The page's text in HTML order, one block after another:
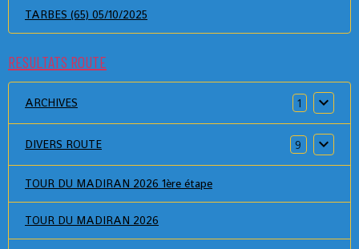
TARBES (65) 05/10/2025
RESULTATS ROUTE
ARCHIVES 1
DIVERS ROUTE 9
TOUR DU MADIRAN 2026 1ère étape
TOUR DU MADIRAN 2026